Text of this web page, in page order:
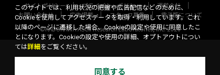
サイトポリシー プライバシーポリシー
運営会社
お問い合わせ
広告掲載 スタッフ募集
電子版について
©KADOKAWA ASCII Research Laboratories, Inc. 2026
このサイトでは、利用状況の把握や広告配信などのために、
Cookieを使用してアクセスデータを取得・利用しています。これ
以降のページに遷移した場合、Cookieの設定や使用に同意したこ
とになります。Cookieの設定や使用の詳細、オプトアウトについ
ては詳細 をご覧ください。
同意する